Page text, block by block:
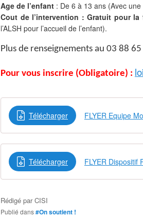
Age de l’enfant : De 6 à 13 ans (Avec
Cout de l’intervention : Gratuit pour la
l’ALSH pour l’accueil de l’enfant).
Plus de renseignements au 03 88
Pour vous inscrire (Obligatoire) :
Télécharger FLYER Equipe
Télécharger FLYER Dispositif
Rédigé parCISI
Publié dans#On soutient !